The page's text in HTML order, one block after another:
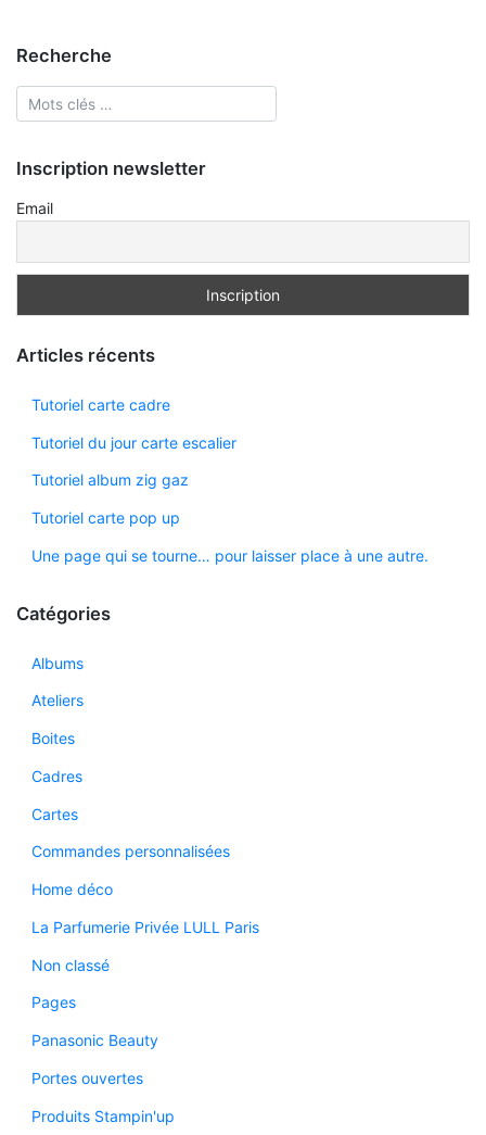
Recherche
Inscription newsletter
Email
Articles récents
Tutoriel carte cadre
Tutoriel du jour carte escalier
Tutoriel album zig gaz
Tutoriel carte pop up
Une page qui se tourne… pour laisser place à une autre.
Catégories
Albums
Ateliers
Boites
Cadres
Cartes
Commandes personnalisées
Home déco
La Parfumerie Privée LULL Paris
Non classé
Pages
Panasonic Beauty
Portes ouvertes
Produits Stampin'up